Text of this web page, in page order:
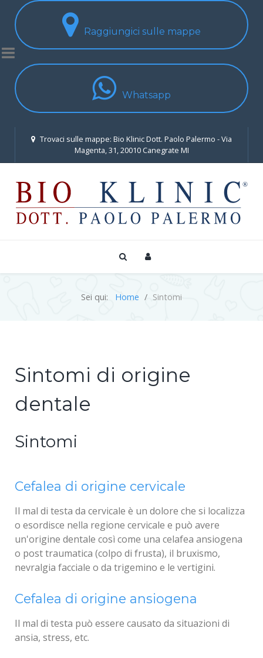
Raggiungici sulle mappe
Whatsapp
Trovaci sulle mappe: Bio Klinic Dott. Paolo Palermo - Via
Magenta, 31, 20010 Canegrate MI
Sei qui: Home Sintomi
Sintomi di origine
dentale
Sintomi
Cefalea di origine cervicale
Il mal di testa da cervicale è un dolore che si localizza
o esordisce nella regione cervicale e può avere
un'origine dentale così come una celafea ansiogena
o post traumatica (colpo di frusta), il bruxismo,
nevralgia facciale o da trigemino e le vertigini.
Cefalea di origine ansiogena
Il mal di testa può essere causato da situazioni di
ansia, stress, etc.